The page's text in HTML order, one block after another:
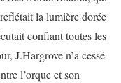
la lumière dorée
confiant toutes les
J.Hargrove n’a cessé
l’orque et son